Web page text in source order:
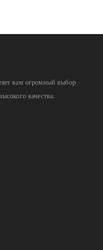
вам огромный выбор
качества.